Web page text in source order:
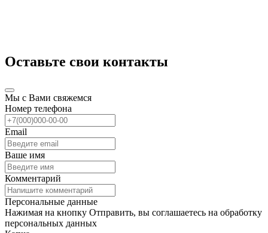
Оставьте свои контакты
Мы с Вами свяжемся
Номер телефона
Email
Ваше имя
Комментарий
Персональные данные
Нажимая на кнопку Отправить, вы соглашаетесь на обработку
персональных данных